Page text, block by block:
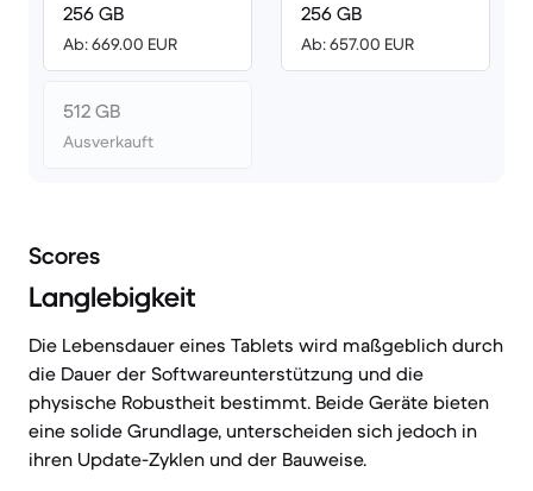
256 GB
Ab: 669.00 EUR
512 GB
Ausverkauft
256 GB
Ab: 657.00 EUR
Scores
Langlebigkeit
Die Lebensdauer eines Tablets wird maßgeblich durch
die Dauer der Softwareunterstützung und die
physische Robustheit bestimmt. Beide Geräte bieten
eine solide Grundlage, unterscheiden sich jedoch in
ihren Update-Zyklen und der Bauweise.